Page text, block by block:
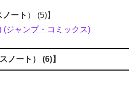
ノート ） (5)】
(ジャンプ・コミックス)
ノート ） (6)】